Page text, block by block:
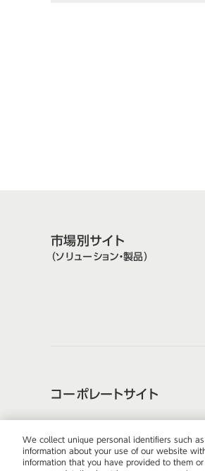
市場別サイト
（ソリューション・製品）
コーポレートサイト
株式会社
We collect unique personal identifiers such
information about your use of our website
information that you have provided to them